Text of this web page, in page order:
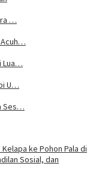
…
Acuh…
Lua…
U…
Ses…